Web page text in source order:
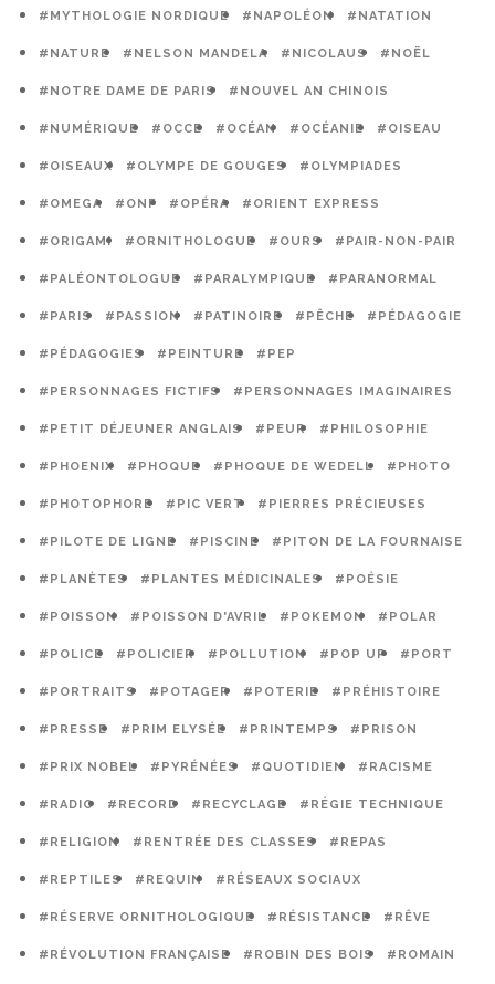
#MYTHOLOGIE NORDIQUE #NAPOLÉON #NATATION
#NATURE #NELSON MANDELA #NICOLAUS #NOËL
#NOTRE DAME DE PARIS #NOUVEL AN CHINOIS
#NUMÉRIQUE #OCCE #OCÉAN #OCÉANIE #OISEAU
#OISEAUX #OLYMPE DE GOUGES #OLYMPIADES
#OMEGA #ONF #OPÉRA #ORIENT EXPRESS
#ORIGAMI #ORNITHOLOGUE #OURS #PAIR-NON-PAIR
#PALÉONTOLOGUE #PARALYMPIQUE #PARANORMAL
#PARIS #PASSION #PATINOIRE #PÊCHE #PÉDAGOGIE
#PÉDAGOGIES #PEINTURE #PEP
#PERSONNAGES FICTIFS #PERSONNAGES IMAGINAIRES
#PETIT DÉJEUNER ANGLAIS #PEUR #PHILOSOPHIE
#PHOENIX #PHOQUE #PHOQUE DE WEDELL #PHOTO
#PHOTOPHORE #PIC VERT #PIERRES PRÉCIEUSES
#PILOTE DE LIGNE #PISCINE #PITON DE LA FOURNAISE
#PLANÈTES #PLANTES MÉDICINALES #POÉSIE
#POISSON #POISSON D'AVRIL #POKEMON #POLAR
#POLICE #POLICIER #POLLUTION #POP UP #PORT
#PORTRAITS #POTAGER #POTERIE #PRÉHISTOIRE
#PRESSE #PRIM ELYSÉE #PRINTEMPS #PRISON
#PRIX NOBEL #PYRÉNÉES #QUOTIDIEN #RACISME
#RADIO #RECORD #RECYCLAGE #RÉGIE TECHNIQUE
#RELIGION #RENTRÉE DES CLASSES #REPAS
#REPTILES #REQUIN #RÉSEAUX SOCIAUX
#RÉSERVE ORNITHOLOGIQUE #RÉSISTANCE #RÊVE
#RÉVOLUTION FRANÇAISE #ROBIN DES BOIS #ROMAIN